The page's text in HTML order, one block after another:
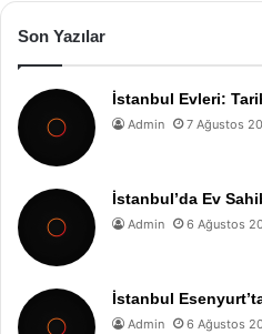
Son Yazılar
İstanbul Evleri:
Admin 7 Ağustos
İstanbul’da Ev
Admin 6 Ağustos
İstanbul
Admin 6 Ağustos